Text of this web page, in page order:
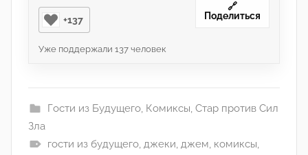
+137
Уже поддержали 137 человек
🔗
Поделиться
Гости из Будущего, Комиксы, Стар против Сил
Зла
гости из будущего, джеки, джем, комиксы,